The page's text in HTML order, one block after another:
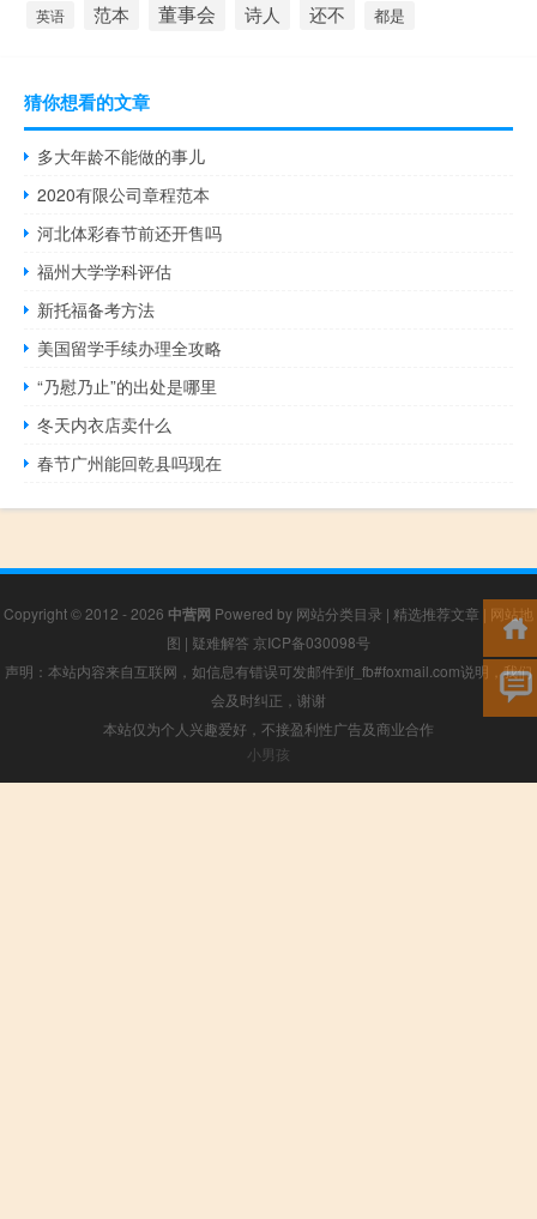
英语 范本 董事会 诗人 还不 都是
猜你想看的文章
多大年龄不能做的事儿
2020有限公司章程范本
河北体彩春节前还开售吗
福州大学学科评估
新托福备考方法
美国留学手续办理全攻略
“乃慰乃止”的出处是哪里
冬天内衣店卖什么
春节广州能回乾县吗现在
Copyright © 2012 - 2026 中营网 Powered by 网站分类目录 | 精选推荐文章 | 网站地
图 | 疑难解答 京ICP备030098号
声明：本站内容来自互联网，如信息有错误可发邮件到f_fb#foxmail.com说明，我们
会及时纠正，谢谢
本站仅为个人兴趣爱好，不接盈利性广告及商业合作
小男孩